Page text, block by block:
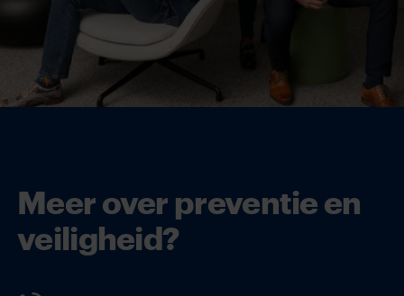
Meer over preventie en
veiligheid?